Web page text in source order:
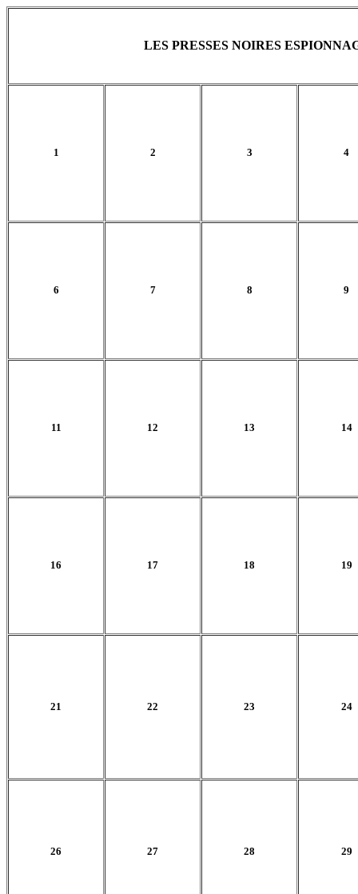
LES PRESSES NOIRES
1 2 3 4
6 7 8 9
11 12 13 14
16 17 18 19
21 22 23 24
26 27 28 29